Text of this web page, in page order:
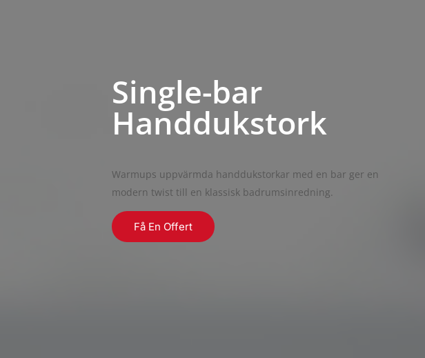
Single-bar
Handdukstork
Warmups uppvärmda handdukstorkar med en bar ger en
modern twist till en klassisk badrumsinredning.
Få En Offert